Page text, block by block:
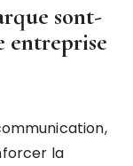
sont-
entreprise
la